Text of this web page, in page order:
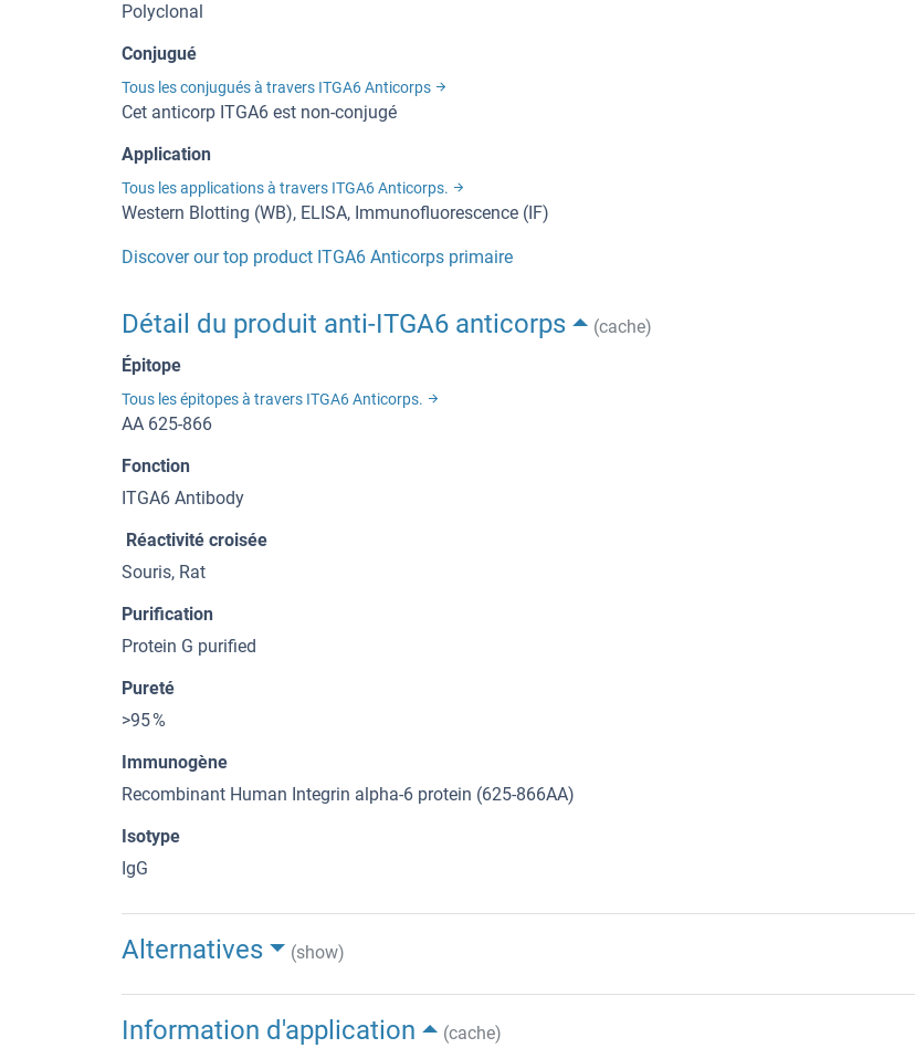
Polyclonal
Conjugué
Tous les conjugués à travers ITGA6 Anticorps
Cet anticorp ITGA6 est non-conjugé
Application
Tous les applications à travers ITGA6 Anticorps.
Western Blotting (WB), ELISA, Immunofluorescence (IF)
Discover our top product ITGA6 Anticorps primaire
Détail du produit anti-ITGA6 anticorps
(cache)
Épitope
Tous les épitopes à travers ITGA6 Anticorps.
AA 625-866
Fonction
ITGA6 Antibody
Réactivité croisée
Souris, Rat
Purification
Protein G purified
Pureté
>95 %
Immunogène
Recombinant Human Integrin alpha-6 protein (625-866AA)
Isotype
IgG
Alternatives (show)
Information d'application
(cache)